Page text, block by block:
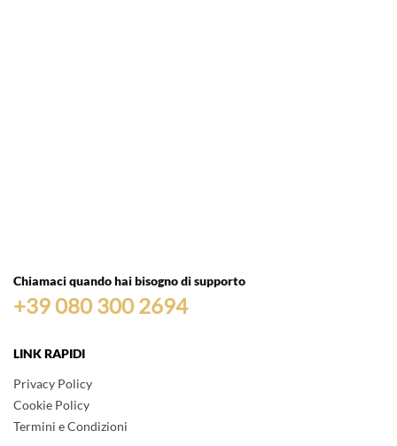
Chiamaci quando hai bisogno di supporto
+39 080 300 2694
LINK RAPIDI
Privacy Policy
Cookie Policy
Termini e Condizioni